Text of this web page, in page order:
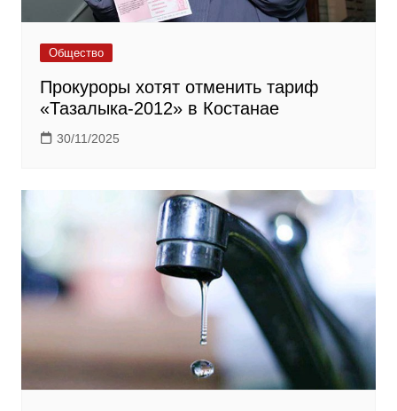
Общество
Прокуроры хотят отменить тариф
«Тазалыка-2012» в Костанае
30/11/2025